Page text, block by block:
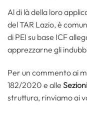
Al di là della loro
del TAR Lazio, è
di PEI su base ICF
apprezzarne gli
Per un commento ai
182/2020 e alle Sezioni
struttura, rinviamo ai